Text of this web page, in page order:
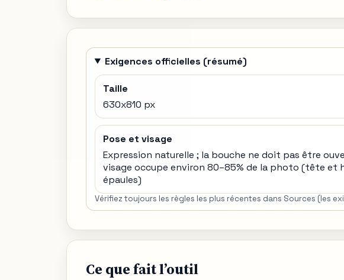
Exigences officielles (résumé)
Taille
630x810 px
Pose et visage
Expression naturelle ; la bouche ne doit pas être
visage occupe environ 80–85% de la photo (tête et
épaules)
Vérifiez toujours les règles les plus récentes dans Sources (les
Ce que fait l’outil